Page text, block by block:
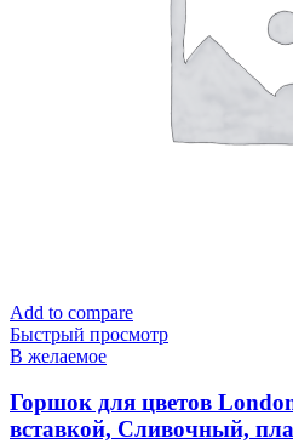
Add to compare
Быстрый просмотр
В желаемое
Горшок для цветов
вставкой, Сливочный,